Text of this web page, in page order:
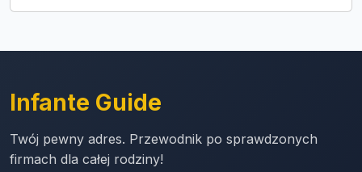
Infante Guide
Twój pewny adres. Przewodnik po sprawdzonych
firmach dla całej rodziny!